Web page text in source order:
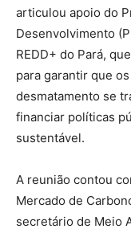
articulou apoio do
Desenvolvimento
REDD+ do Pará,
para garantir que
desmatamento se
financiar políticas
sustentável.
A reunião contou
Mercado de
secretário de Meio